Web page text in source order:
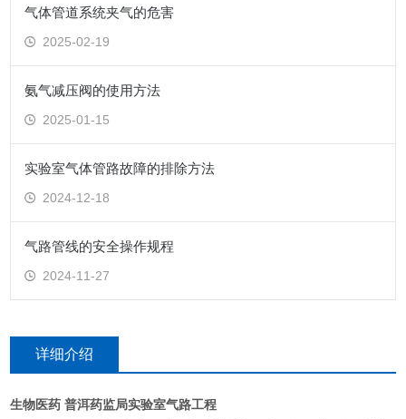
气体管道系统夹气的危害
2025-02-19
氨气减压阀的使用方法
2025-01-15
实验室气体管路故障的排除方法
2024-12-18
气路管线的安全操作规程
2024-11-27
详细介绍
生物医药 普洱药监局实验室气路工程